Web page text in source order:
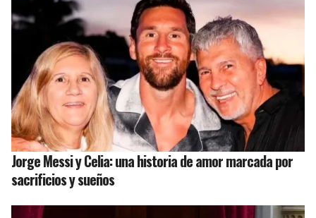
Jorge Messi y Celia: una historia de amor marcada por
sacrificios y sueños